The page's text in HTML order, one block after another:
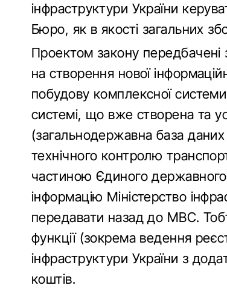
інфраструктури України
Бюро, як в якості загальних
Проектом закону передбачені
на створення нової
побудову комплексної системи
системі, що вже створена та
(загальнодержавна база
технічного контролю
частиною Єдиного
інформацію Міністерство
передавати назад до МВС.
функції (зокрема ведення
інфраструктури України з
коштів.